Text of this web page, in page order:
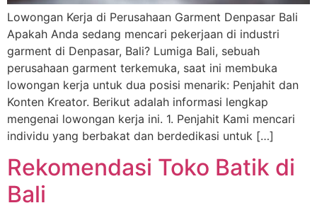
Lowongan Kerja di Perusahaan Garment Denpasar Bali
Apakah Anda sedang mencari pekerjaan di industri
garment di Denpasar, Bali? Lumiga Bali, sebuah
perusahaan garment terkemuka, saat ini membuka
lowongan kerja untuk dua posisi menarik: Penjahit dan
Konten Kreator. Berikut adalah informasi lengkap
mengenai lowongan kerja ini. 1. Penjahit Kami mencari
individu yang berbakat dan berdedikasi untuk […]
Rekomendasi Toko Batik di
Bali